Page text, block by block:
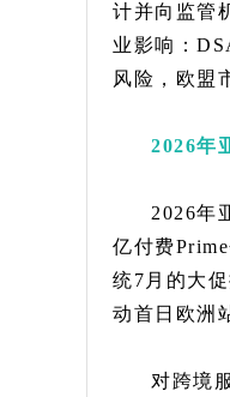
计并向监管
业影响：
风险，欧盟
2026年
2026年
亿付费
统7月的大
动首日欧洲
对跨境